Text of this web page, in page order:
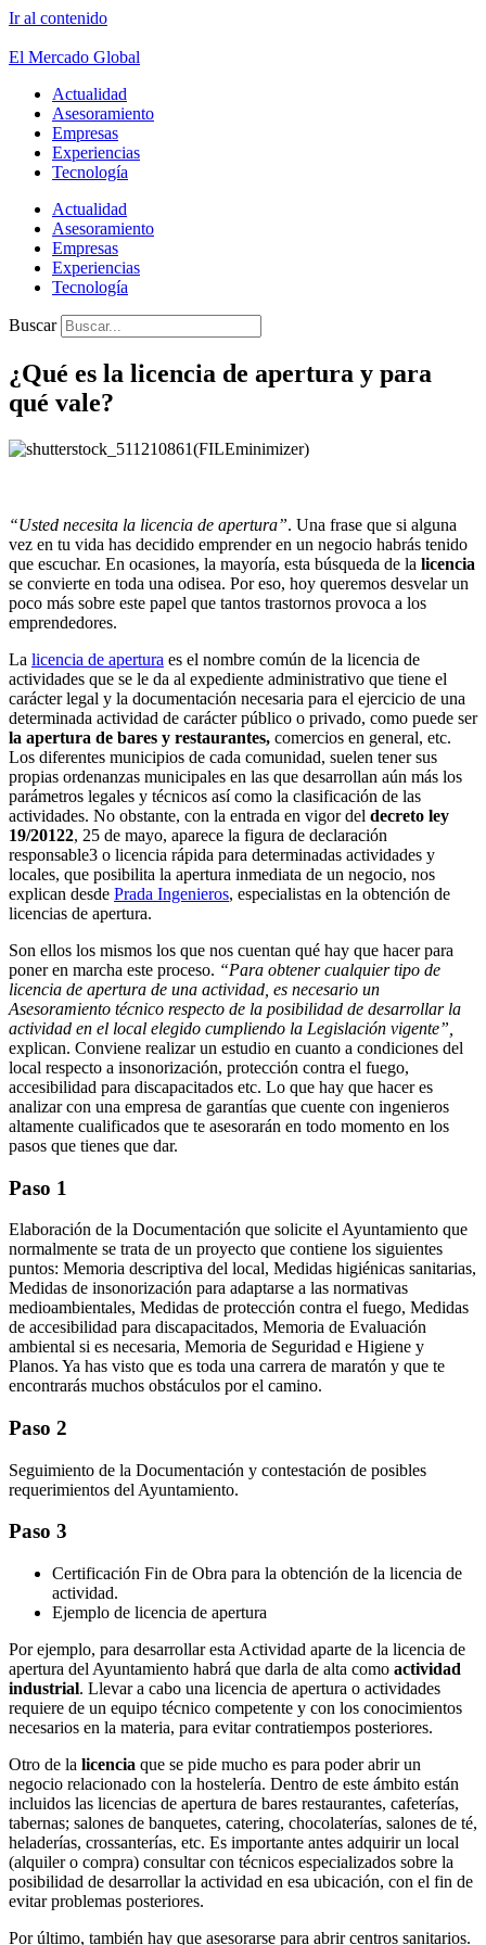
Ir al contenido
El Mercado Global
Actualidad
Asesoramiento
Empresas
Experiencias
Tecnología
Actualidad
Asesoramiento
Empresas
Experiencias
Tecnología
Buscar
¿Qué es la licencia de apertura y para
qué vale?
“Usted necesita la licencia de apertura”. Una frase que si alguna
vez en tu vida has decidido emprender en un negocio habrás tenido
que escuchar. En ocasiones, la mayoría, esta búsqueda de la licencia
se convierte en toda una odisea. Por eso, hoy queremos desvelar un
poco más sobre este papel que tantos trastornos provoca a los
emprendedores.
La licencia de apertura es el nombre común de la licencia de
actividades que se le da al expediente administrativo que tiene el
carácter legal y la documentación necesaria para el ejercicio de una
determinada actividad de carácter público o privado, como puede ser
la apertura de bares y restaurantes, comercios en general, etc.
Los diferentes municipios de cada comunidad, suelen tener sus
propias orde​nanzas municipales en las que desarrollan aún más los
parámetros legales y técnicos así como la clasificación de las
actividades. No obstante, con la entrada en vigor del decreto ley
19/20122​, 25 de mayo, aparece la figura de declaración
responsable3​ o licencia rápida para determinadas actividades y
locales, que posibilita la apertura inmediata de un negocio, nos
explican desde Prada Ingenieros, especialistas en la obtención de
licencias de apertura.
Son ellos los mismos los que nos cuentan qué hay que hacer para
poner en marcha este proceso. “Para obtener cualquier tipo de
licencia de apertura de una actividad, es necesario un
Asesoramiento técnico respecto de la posibilidad de desarrollar la
actividad en el local elegido cumpliendo la Legislación vigente”,
explican. Conviene realizar un estudio en cuanto a condiciones del
local respecto a insonorización, protección contra el fuego,
accesibilidad para discapacitados etc. Lo que hay que hacer es
analizar con una empresa de garantías que cuente con ingenieros
altamente cualificados que te asesorarán en todo momento en los
pasos que tienes que dar.
Paso 1
Elaboración de la Documentación que solicite el Ayuntamiento que
normalmente se trata de un proyecto que contiene los siguientes
puntos: Memoria descriptiva del local, Medidas higiénicas sanitarias,
Medidas de insonorización para adaptarse a las normativas
medioambientales, Medidas de protección contra el fuego, Medidas
de accesibilidad para discapacitados, Memoria de Evaluación
ambiental si es necesaria, Memoria de Seguridad e Higiene y
Planos. Ya has visto que es toda una carrera de maratón y que te
encontrarás muchos obstáculos por el camino.
Paso 2
Seguimiento de la Documentación y contestación de posibles
requerimientos del Ayuntamiento.
Paso 3
Certificación Fin de Obra para la obtención de la licencia de
actividad.
Ejemplo de licencia de apertura
Por ejemplo, para desarrollar esta Actividad aparte de la licencia de
apertura del Ayuntamiento habrá que darla de alta como actividad
industrial. Llevar a cabo una licencia de apertura o actividades
requiere de un equipo técnico competente y con los conocimientos
necesarios en la materia, para evitar contratiempos posteriores.
Otro de la licencia que se pide mucho es para poder abrir un
negocio relacionado con la hostelería. Dentro de este ámbito están
incluidos las licencias de apertura de bares restaurantes, cafeterías,
tabernas; salones de banquetes, catering, chocolaterías, salones de té,
heladerías, crossanterías, etc. Es importante antes adquirir un local
(alquiler o compra) consultar con técnicos especializados sobre la
posibilidad de desarrollar la actividad en esa ubicación, con el fin de
evitar problemas posteriores.
Por último, también hay que asesorarse para abrir centros sanitarios.